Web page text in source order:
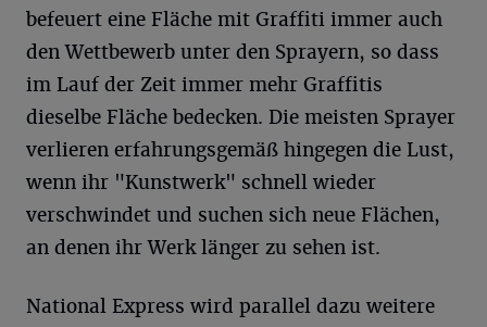
befeuert eine Fläche mit Graffiti immer auch
den Wettbewerb unter den Sprayern, so dass
im Lauf der Zeit immer mehr Graffitis
dieselbe Fläche bedecken. Die meisten Sprayer
verlieren erfahrungsgemäß hingegen die Lust,
wenn ihr "Kunstwerk" schnell wieder
verschwindet und suchen sich neue Flächen,
an denen ihr Werk länger zu sehen ist.
National Express wird parallel dazu weitere